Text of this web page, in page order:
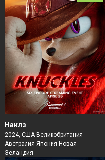
Наклз
2024, США Великобритания
Австралия Япония Новая
Зеландия